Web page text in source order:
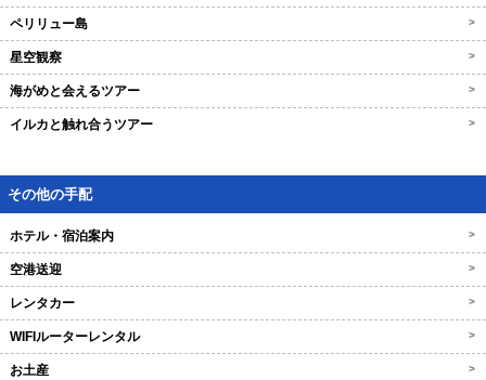
ペリリュー島 >
星空観察 >
海がめと会えるツアー >
イルカと触れ合うツアー >
その他の手配
ホテル・宿泊案内 >
空港送迎 >
レンタカー >
WIFIルーターレンタル >
お土産 >